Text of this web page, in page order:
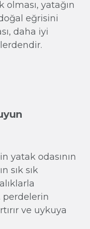
olması, yatağın
eğrisini
daha iyi
yatak odasının
sık sık
perdelerin
ve uykuya